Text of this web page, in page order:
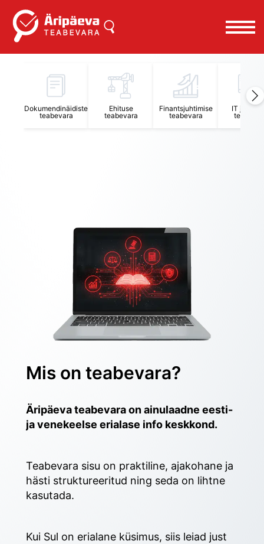
Dokumendinäidiste
teabevara
Ehituse
teabevara
Finantsjuhtimise
teabevara
IT
Mis on teabevara?
Äripäeva teabevara on ainulaadne eesti-
ja venekeelse erialase info keskkond.
Teabevara sisu on praktiline, ajakohane ja
hästi struktureeritud ning seda on lihtne
kasutada.
Kui Sul on erialane küsimus, siis leiad just